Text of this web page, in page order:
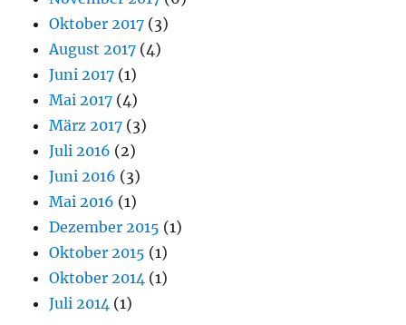
Oktober 2017 (3)
August 2017 (4)
Juni 2017 (1)
Mai 2017 (4)
März 2017 (3)
Juli 2016 (2)
Juni 2016 (3)
Mai 2016 (1)
Dezember 2015 (1)
Oktober 2015 (1)
Oktober 2014 (1)
Juli 2014 (1)